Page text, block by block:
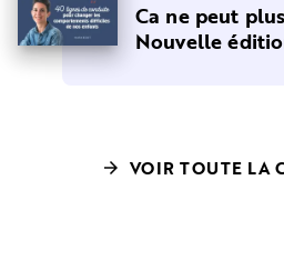
Ca ne peut
Nouvelle
arrow_forward VOIR TOUTE LA